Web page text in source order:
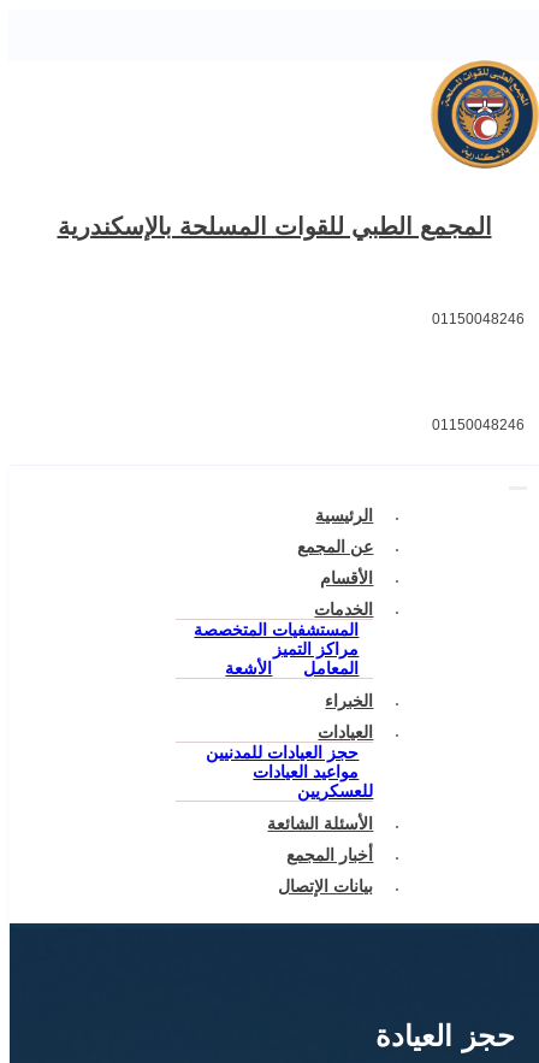
المجمع الطبي للقوات المسلحة بالإسكندرية
01150048246
01150048246
الرئيسية
عن المجمع
الأقسام
الخدمات
المستشفيات المتخصصة
مراكز التميز
المعامل
الأشعة
الخبراء
العيادات
حجز العيادات للمدنيين
مواعيد العيادات
للعسكريين
الأسئلة الشائعة
أخبار المجمع
بيانات الإتصال
حجز العيادة